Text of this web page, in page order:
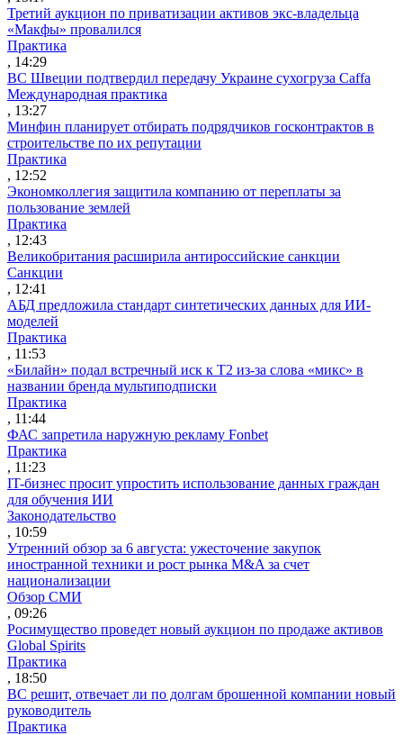
Третий аукцион по приватизации активов экс-владельца
«Макфы» провалился
Практика
, 14:29
ВС Швеции подтвердил передачу Украине сухогруза Caffa
Международная практика
, 13:27
Минфин планирует отбирать подрядчиков госконтрактов в
строительстве по их репутации
Практика
, 12:52
Экономколлегия защитила компанию от переплаты за
пользование землей
Практика
, 12:43
Великобритания расширила антироссийские санкции
Санкции
, 12:41
АБД предложила стандарт синтетических данных для ИИ-
моделей
Практика
, 11:53
«Билайн» подал встречный иск к Т2 из-за слова «микс» в
названии бренда мультиподписки
Практика
, 11:44
ФАС запретила наружную рекламу Fonbet
Практика
, 11:23
IT-бизнес просит упростить использование данных граждан
для обучения ИИ
Законодательство
, 10:59
Утренний обзор за 6 августа: ужесточение закупок
иностранной техники и рост рынка M&A за счет
национализации
Обзор СМИ
, 09:26
Росимущество проведет новый аукцион по продаже активов
Global Spirits
Практика
, 18:50
ВС решит, отвечает ли по долгам брошенной компании новый
руководитель
Практика